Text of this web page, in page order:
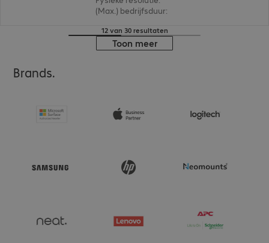
(Max.) bedrijfsduur:
12 van 30 resultaten
Toon meer
Brands.